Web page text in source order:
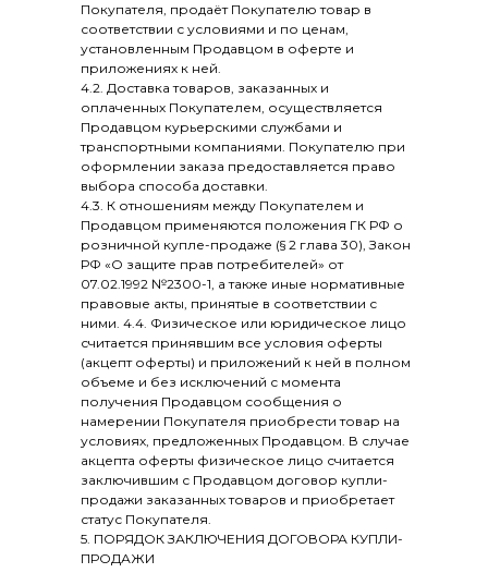
Покупателя, продаёт Покупателю товар в
соответствии с условиями и по ценам,
установленным Продавцом в оферте и
приложениях к ней.
4.2. Доставка товаров, заказанных и
оплаченных Покупателем, осуществляется
Продавцом курьерскими службами и
транспортными компаниями. Покупателю при
оформлении заказа предоставляется право
выбора способа доставки.
4.3. К отношениям между Покупателем и
Продавцом применяются положения ГК РФ о
розничной купле-продаже (§ 2 глава 30), Закон
РФ «О защите прав потребителей» от
07.02.1992 №2300-1, а также иные нормативные
правовые акты, принятые в соответствии с
ними. 4.4. Физическое или юридическое лицо
считается принявшим все условия оферты
(акцепт оферты) и приложений к ней в полном
объеме и без исключений с момента
получения Продавцом сообщения о
намерении Покупателя приобрести товар на
условиях, предложенных Продавцом. В случае
акцепта оферты физическое лицо считается
заключившим с Продавцом договор купли-
продажи заказанных товаров и приобретает
статус Покупателя.
5. ПОРЯДОК ЗАКЛЮЧЕНИЯ ДОГОВОРА КУПЛИ-
ПРОДАЖИ